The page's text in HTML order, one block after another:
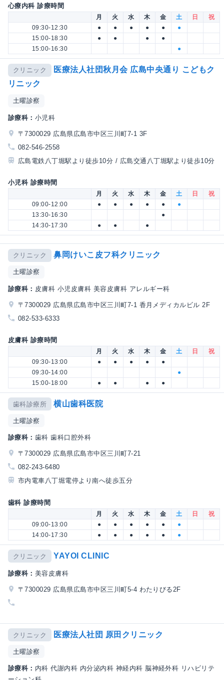
心療内科 診療時間
月 火 水 木 金 土 日
祝
09:30-12:30
● ● ● ● ●
●
15:00-18:30
● ● ●
●
15:00-16:30
●
クリニック
医療法人社団秋月会 広島中央通り こどもク
リニック
土曜診察
診療科： 小児科
〒7300029 広島県広島市中区三川町7-1 3F
082-546-2558
広島電鉄八丁堀駅より徒歩10分 / 広島交通八丁堀駅より徒歩10分
小児科 診療時間
月 火 水 木 金 土 日
祝
09:00-12:00
● ● ● ● ●
●
13:30-16:30
●
14:30-17:30
● ● ●
クリニック 鼻岡けいこ皮フ科クリニック
土曜診察
診療科： 皮膚科 小児皮膚科 美容皮膚科 アレルギー科
〒7300029 広島県広島市中区三川町7-1 香月メディカルビル 2F
082-533-6333
皮膚科 診療時間
月 火 水 木 金 土 日
祝
09:30-13:00
● ● ● ●
●
09:30-14:00
●
15:00-18:00
● ● ● ●
歯科診療所 横山歯科医院
土曜診察
診療科： 歯科 歯科口腔外科
〒7300029 広島県広島市中区三川町7-21
082-243-6480
市内電車八丁堀電停より南へ徒歩五分
歯科 診療時間
月 火 水 木 金 土 日
祝
09:00-13:00
● ● ● ● ●
●
14:00-17:30
● ● ● ● ● ●
クリニック YAYOI CLINIC
診療科： 美容皮膚科
〒7300029 広島県広島市中区三川町5-4 わたりびる2F
クリニック 医療法人社団 原田クリニック
土曜診察
診療科： 内科 代謝内科 内分泌内科 神経内科 脳神経外科 リハビリテ